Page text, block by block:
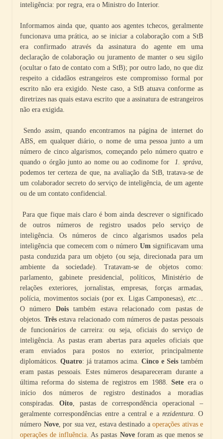
inteligência: por regra, era o Ministro do Interior.
Informamos ainda que, quanto aos agentes tchecos, geralmente
funcionava uma prática, ao se iniciar a colaboração com a StB
era confirmado através da assinatura do agente em uma
declaração de colaboração ou juramento de manter o seu sigilo
(ocultar o fato de contato com a StB); por outro lado, no que diz
respeito a cidadãos estrangeiros este compromisso formal por
escrito não era exigido. Neste caso, a StB atuava conforme as
diretrizes nas quais estava escrito que a assinatura de estrangeiros
não era exigida.
Sendo assim, quando encontramos na página de internet do
ABS, em qualquer diário, o nome de uma pessoa junto a um
número de cinco algarismos, começando pelo número quatro e
quando o órgão junto ao nome ou ao codinome for
1. správa
podemos ter certeza de que, na avaliação da StB, tratava-se de
um colaborador secreto do serviço de inteligência, de um agente
ou de um contato confidencial.
Para que fique mais claro é bom ainda descrever o significado
de outros números de registro usados pelo serviço de
inteligência. Os números de cinco algarismos usados pela
inteligência que comecem com o número Umsignificavam uma
pasta conduzida para um objeto (ou seja, direcionada para um
ambiente da sociedade). Tratavam-se de objetos como:
parlamento, gabinete presidencial, políticos, Ministério de
relações exteriores, jornalistas, empresas, forças armadas,
polícia, movimentos sociais (por ex. Ligas Camponesas), etc
O número Doistambém estava relacionado com pastas de
objetos. Trêsestava relacionado com números de pastas pessoais
de funcionários de carreira: ou seja, oficiais do serviço de
inteligência. As pastas eram abertas para aqueles oficiais que
eram enviados para postos no exterior, principalmente
diplomáticos. Quatro: já tratamos acima. Cinco e Seis também
eram pastas pessoais. Estes números desapareceram durante a
última reforma do sistema de registros em 1988.Sete era o
início dos números de registro destinados a moradias
conspiradas. Oito, pastas de correspondência operacional –
geralmente correspondências entre a central e a rezidentura. O
número Nove, por sua vez, estava destinado a operações ativas e
operações de influência . As pastas Noveforam as que menos se